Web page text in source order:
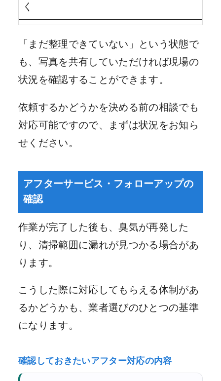
く
「まだ整理できていない」という状態で
も、写真を共有していただければ現場の
状況を確認することができます。
依頼するかどうかを決める前の相談でも
対応可能ですので、まずは状況をお知ら
せください。
アフターサービス・フォローアップの
確認
作業が完了した後も、臭気が再発した
り、清掃範囲に漏れが見つかる場合があ
ります。
こうした際に対応してもらえる体制があ
るかどうかも、業者選びのひとつの基準
になります。
確認しておきたいアフター対応の内容